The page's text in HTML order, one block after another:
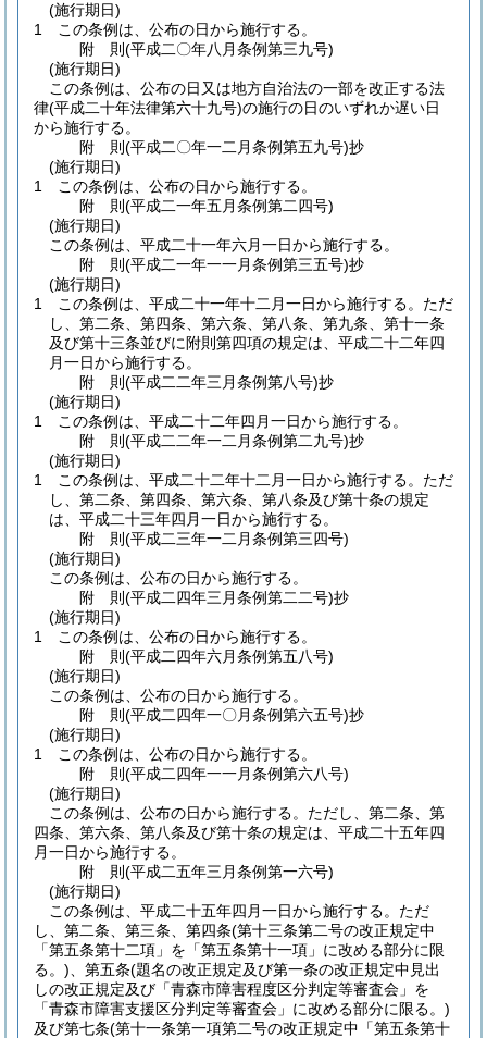
(施行期日)
1
この条例は、公布の日から施行する。
附 則(平成二〇年八月条例第三九号)
(施行期日)
この条例は、公布の日又は地方自治法の一部を改正する法
律(平成二十年法律第六十九号)の施行の日のいずれか遅い日
から施行する。
附 則(平成二〇年一二月条例第五九号)抄
(施行期日)
1
この条例は、公布の日から施行する。
附 則(平成二一年五月条例第二四号)
(施行期日)
この条例は、平成二十一年六月一日から施行する。
附 則(平成二一年一一月条例第三五号)抄
(施行期日)
1
この条例は、平成二十一年十二月一日から施行する。 ただ
し、第二条、第四条、第六条、第八条、第九条、第十一条
及び第十三条並びに附則第四項の規定は、平成二十二年四
月一日から施行する。
附 則(平成二二年三月条例第八号)抄
(施行期日)
1
この条例は、平成二十二年四月一日から施行する。
附 則(平成二二年一二月条例第二九号)抄
(施行期日)
1
この条例は、平成二十二年十二月一日から施行する。 ただ
し、第二条、第四条、第六条、第八条及び第十条の規定
は、平成二十三年四月一日から施行する。
附 則(平成二三年一二月条例第三四号)
(施行期日)
この条例は、公布の日から施行する。
附 則(平成二四年三月条例第二二号)抄
(施行期日)
1
この条例は、公布の日から施行する。
附 則(平成二四年六月条例第五八号)
(施行期日)
この条例は、公布の日から施行する。
附 則(平成二四年一〇月条例第六五号)抄
(施行期日)
1
この条例は、公布の日から施行する。
附 則(平成二四年一一月条例第六八号)
(施行期日)
この条例は、公布の日から施行する。 ただし、第二条、第
四条、第六条、第八条及び第十条の規定は、平成二十五年四
月一日から施行する。
附 則(平成二五年三月条例第一六号)
(施行期日)
この条例は、平成二十五年四月一日から施行する。 ただ
し、第二条、第三条、第四条(第十三条第二号の改正規定中
「第五条第十二項」を「第五条第十一項」に改める部分に限
る。) 、第五条(題名の改正規定及び第一条の改正規定中見出
しの改正規定及び「青森市障害程度区分判定等審査会」を
「青森市障害支援区分判定等審査会」に改める部分に限る。)
及び第七条(第十一条第一項第二号の改正規定中「第五条第十